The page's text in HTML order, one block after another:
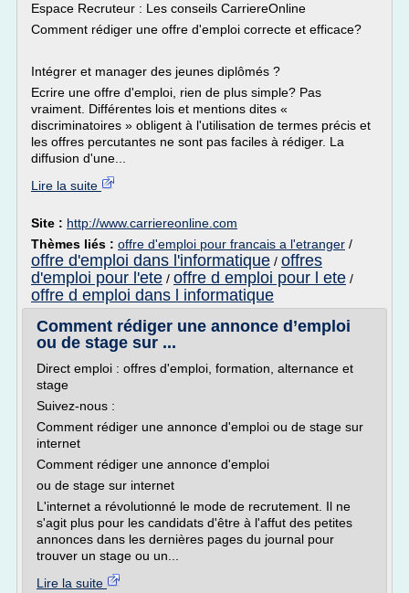
Espace Recruteur : Les conseils CarriereOnline
Comment rédiger une offre d'emploi correcte et efficace?
Intégrer et manager des jeunes diplômés ?
Ecrire une offre d'emploi, rien de plus simple? Pas
vraiment. Différentes lois et mentions dites «
discriminatoires » obligent à l'utilisation de termes précis et
les offres percutantes ne sont pas faciles à rédiger. La
diffusion d'une...
Lire la suite
Site : http://www.carriereonline.com
Thèmes liés : offre d'emploi pour francais a l'etranger /
offre d'emploi dans l'informatique / offres
d'emploi pour l'ete / offre d emploi pour l ete /
offre d emploi dans l informatique
Comment rédiger une annonce d’emploi
ou de stage sur ...
Direct emploi : offres d'emploi, formation, alternance et
stage
Suivez-nous :
Comment rédiger une annonce d'emploi ou de stage sur
internet
Comment rédiger une annonce d'emploi
ou de stage sur internet
L'internet a révolutionné le mode de recrutement. Il ne
s'agit plus pour les candidats d'être à l'affut des petites
annonces dans les dernières pages du journal pour
trouver un stage ou un...
Lire la suite